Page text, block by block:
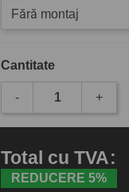
Fără montaj
Cantitate
- +
Total cu TVA:
REDUCERE 5%